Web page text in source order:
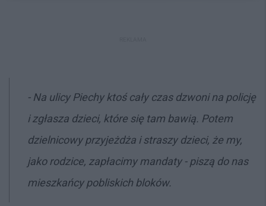
- Na ulicy Piechy ktoś cały czas dzwoni na policję
i zgłasza dzieci, które się tam bawią. Potem
dzielnicowy przyjeżdża i straszy dzieci, że my,
jako rodzice, zapłacimy mandaty - piszą do nas
mieszkańcy pobliskich bloków.